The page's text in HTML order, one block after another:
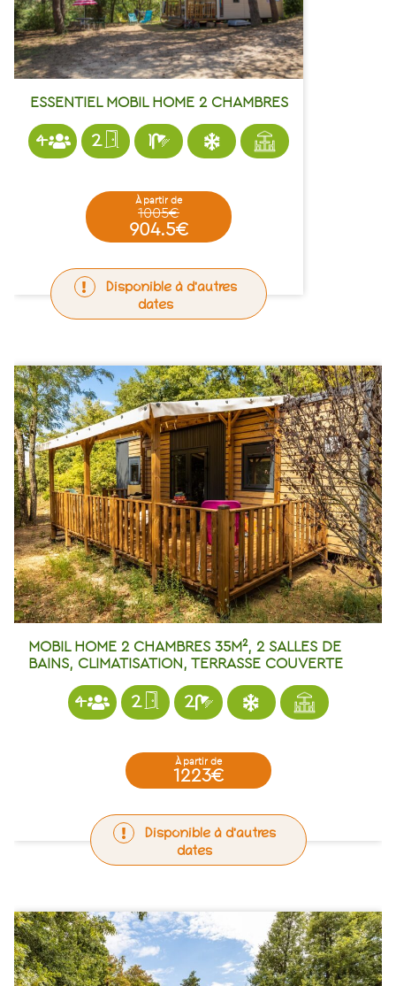
ESSENTIEL MOBIL HOME 2 CHAMBRES
4 2 1
Disponible à d'autres
dates
à partir de
1005€
904.5€
MOBIL HOME 2 CHAMBRES 35M², 2 SALLES DE
BAINS, CLIMATISATION, TERRASSE COUVERTE
4 2 2
Disponible à d'autres
dates
à partir de
1223€